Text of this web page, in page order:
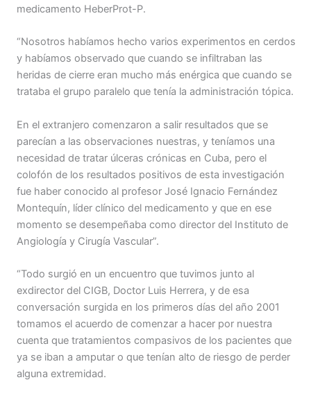
medicamento HeberProt-P.
“Nosotros habíamos hecho varios experimentos en cerdos
y habíamos observado que cuando se infiltraban las
heridas de cierre eran mucho más enérgica que cuando se
trataba el grupo paralelo que tenía la administración tópica.
En el extranjero comenzaron a salir resultados que se
parecían a las observaciones nuestras, y teníamos una
necesidad de tratar úlceras crónicas en Cuba, pero el
colofón de los resultados positivos de esta investigación
fue haber conocido al profesor José Ignacio Fernández
Montequín, líder clínico del medicamento y que en ese
momento se desempeñaba como director del Instituto de
Angiología y Cirugía Vascular”.
“Todo surgió en un encuentro que tuvimos junto al
exdirector del CIGB, Doctor Luis Herrera, y de esa
conversación surgida en los primeros días del año 2001
tomamos el acuerdo de comenzar a hacer por nuestra
cuenta que tratamientos compasivos de los pacientes que
ya se iban a amputar o que tenían alto de riesgo de perder
alguna extremidad.